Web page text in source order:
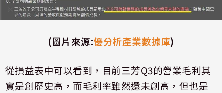
(圖片來源:優分析產業數據庫)
從損益表中可以看到，目前三芳Q3的營業毛利其
實是創歷史高，而毛利率雖然還未創高，但也是